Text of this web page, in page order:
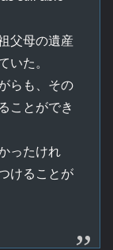
父母の遺産
た。
らも、その
ことができ
ったけれ
けることが